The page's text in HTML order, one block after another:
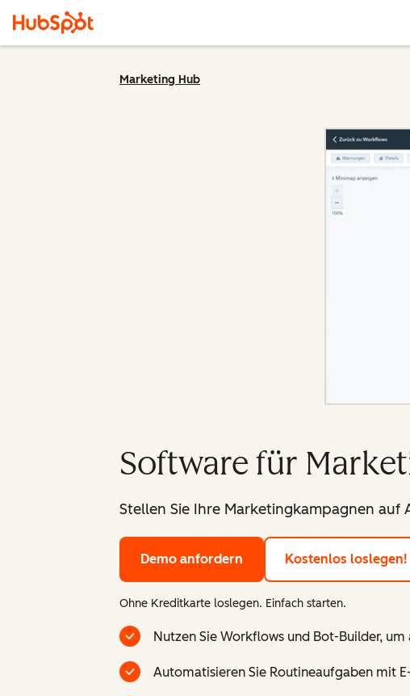
Marketing Hub
Software für
Stellen Sie Ihre Marketingkampagnen
Demo anfordern Kostenlos loslegen!
Ohne Kreditkarte loslegen. Einfach starten.
Nutzen Sie Workflows und Bot-Builder,
Automatisieren Sie Routineaufgaben mit